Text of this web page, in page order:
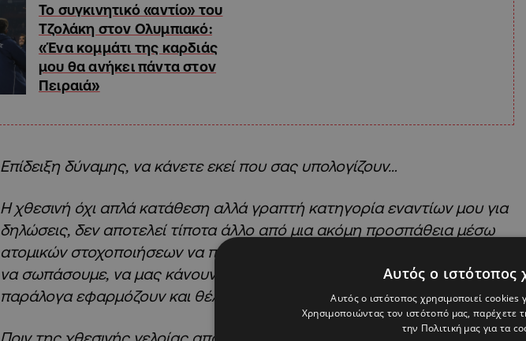
Το συγκινητικό «αντίο» του
Τζολάκη στον Ολυμπιακό:
«Ένα κομμάτι της καρδιάς
μου θα ανήκει πάντα στον
Πειραιά»
Επίδειξη δύναμης, να κάνετε εκεί που σας υπολογίζουν…
Η χθεσινή όχι απλά κατάθεση αλλά γραπτή κατηγορία εναντίων μου για
δηλώσεις, δεν αποτελεί τίποτα άλλο από μια ακόμη προσπάθεια μέσω
ατομικών στοχοποιήσεων να πλήξουν το φρόνημα μας, να μας κάνουν
να σωπάσουμε, να μας κάνουν να δεχτούμε αδιαμαρτύρητα όσα
παράλογα εφαρμόζουν και θέλουν να εφαρμόσουν μελλοντικά.
Αυτός ο ιστότοπος
Αυτός ο ιστότοπος χρησιμοποιεί cookies
Χρησιμοποιώντας τον ιστότοπό μας,
την Πολιτική μας για τα